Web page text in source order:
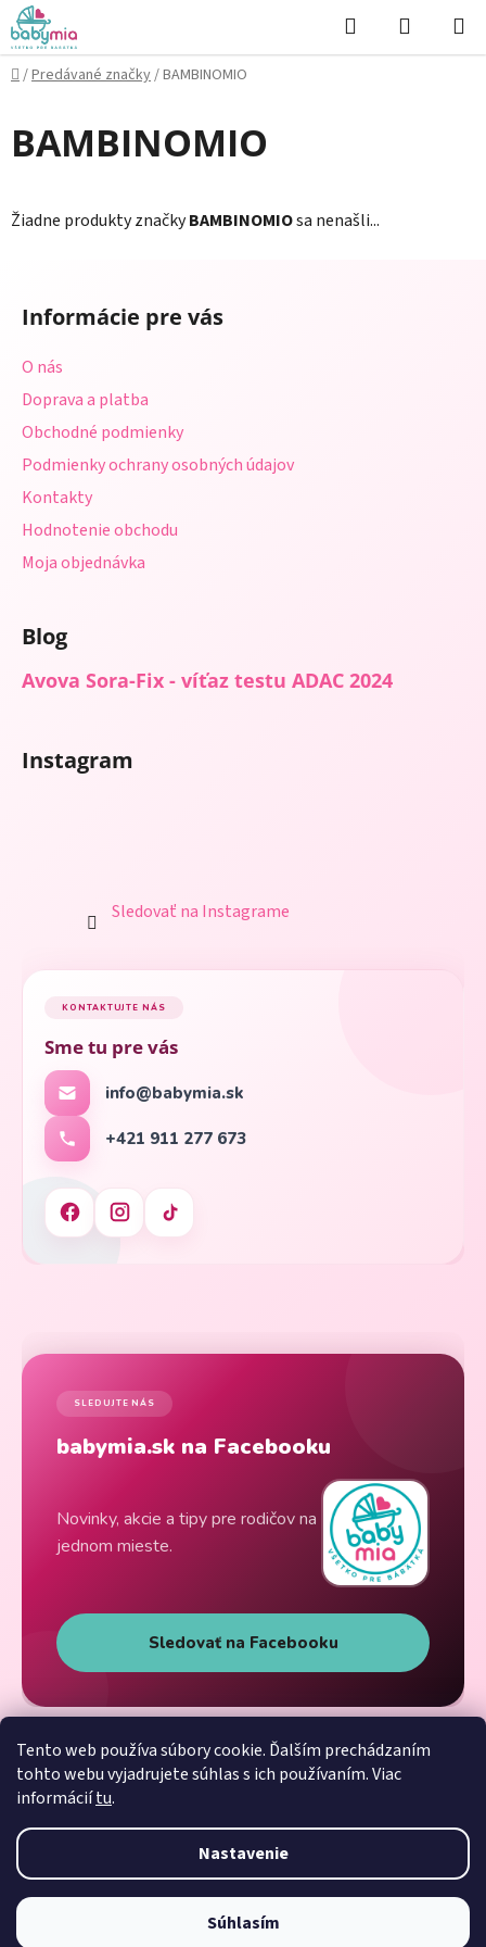
Tento web používa súbory cookie. Ďalším prechádzaním
tohto webu vyjadrujete súhlas s ich používaním. Viac
informáciítu.
Nastavenie
Súhlasím
Prejsť
na
obsah
Hľadať
KOŠÍK
Domov
/Predávané značky/BAMBINOMIO
BAMBINOMIO
Žiadne produkty značkyBAMBINOMIOsa nenašli...
Informácie pre vás
O nás
Doprava a platba
Obchodné podmienky
Podmienky ochrany osobných údajov
Kontakty
Hodnotenie obchodu
Moja objednávka
Blog
Avova Sora-Fix - víťaz testu ADAC 2024
Instagram
Sledovať na Instagrame
KONTAKTUJTE NÁS
Sme tu pre vás
info@babymia.sk
+421 911 277 673
SLEDUJTE NÁS
babymia.sk na Facebooku
Novinky, akcie a tipy pre rodičov na
jednom mieste.
Sledovať na Facebooku
Vytvoril Shoptet